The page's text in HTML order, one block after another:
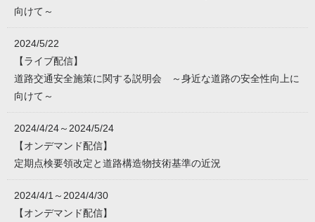
向けて～
2024/5/22
【ライブ配信】
道路交通安全施策に関する説明会 ～身近な道路の安全性向上に
向けて～
2024/4/24～2024/5/24
【オンデマンド配信】
定期点検要領改定と道路構造物技術基準の近況
2024/4/1～2024/4/30
【オンデマンド配信】